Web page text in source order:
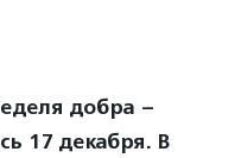
добра –
17 декабря. В